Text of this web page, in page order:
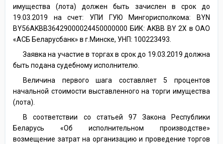
имущества (лота) должен быть зачислен в срок до
19.03.2019 на счет: УПИ ГУЮ Мингорисполкома: BYN
BY56AKBB36429000024450000000 БИК: AKBB BY 2X в ОАО
«АСБ Беларусбанк» в г.Минске, УНП: 100223493.
Заявка на участие в торгах в срок до 19.03.2019 должна
быть подана судебному исполнителю.
Величина первого шага составляет 5 процентов
начальной стоимости выставленного на торги имущества
(лота).
В соответствии со статьей 97 Закона Республики
Беларусь «Об исполнительном производстве»
возмещение затрат на организацию и проведение торгов